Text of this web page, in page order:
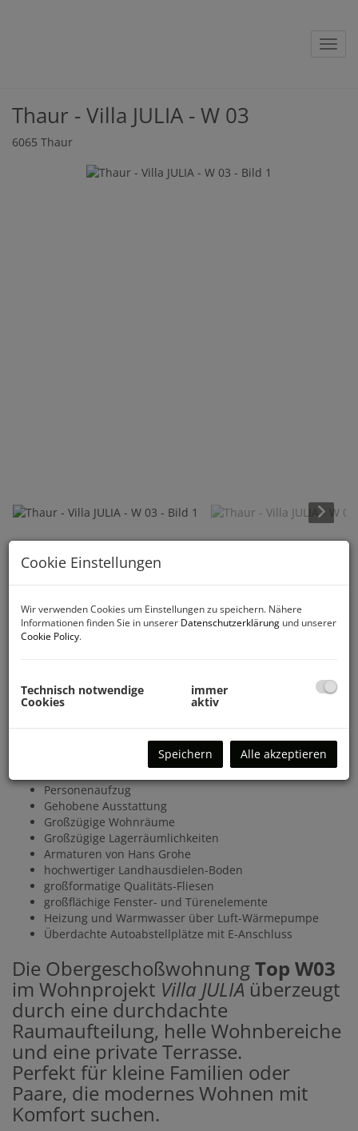
Thaur - Villa JULIA - W 03
6065 Thaur
Beschreibung
überwältigender Wohnlage von Thaur.
Die VILLA JULIA steht für hohe Lebensqualität, großes
Highlights
und qualitätsvolle Ausstattung.
Personenaufzug
Gehobene Ausstattung
Großzügige Wohnräume
Großzügige Lagerräumlichkeiten
Armaturen von Hans Grohe
hochwertiger Landhausdielen-Boden
großformatige Qualitäts-Fliesen
großflächige Fenster- und Türenelemente
Heizung und Warmwasser über Luft-Wärmepumpe
Überdachte Autoabstellplätze mit E-Anschluss
Die ObergeschoßwohnungTop W03
im Wohnprojekt Villa JULIAüberzeugt
durch eine durchdachte
Raumaufteilung, helle Wohnbereiche
und eine private Terrasse.
Perfekt für kleine Familien oder
Paare, die modernes Wohnen mit
Komfort suchen.
Cookie Einstellungen
Wir verwenden Cookies um Einstellungen zu speichern. Nähere
Informationen finden Sie in unserer Datenschutzerklärung und unserer
Cookie Policy.
Technisch notwendige
Cookies
immer
aktiv
Speichern Alle akzeptieren